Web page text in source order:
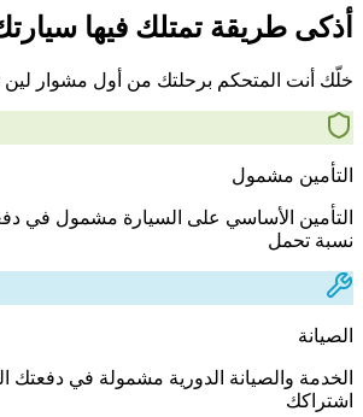
أذكى طريقة تمتلك فيها
خلّك أنت المتحكم برحلتك من أول مشوار لين
التأمين مشمول
التأمين الأساسي على السيارة مشمول في
نسبة تحمل
الصيانة
الخدمة والصيانة الدورية مشمولة في دفعتك
اشتراكك